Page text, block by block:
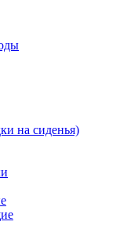
на сиденья)